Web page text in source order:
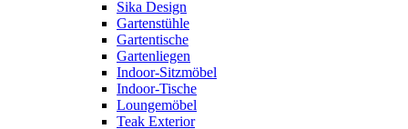
Sika Design
Gartenstühle
Gartentische
Gartenliegen
Indoor-Sitzmöbel
Indoor-Tische
Loungemöbel
Teak Exterior